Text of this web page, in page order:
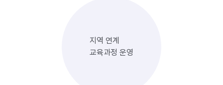
지역 연계
교육과정 운영